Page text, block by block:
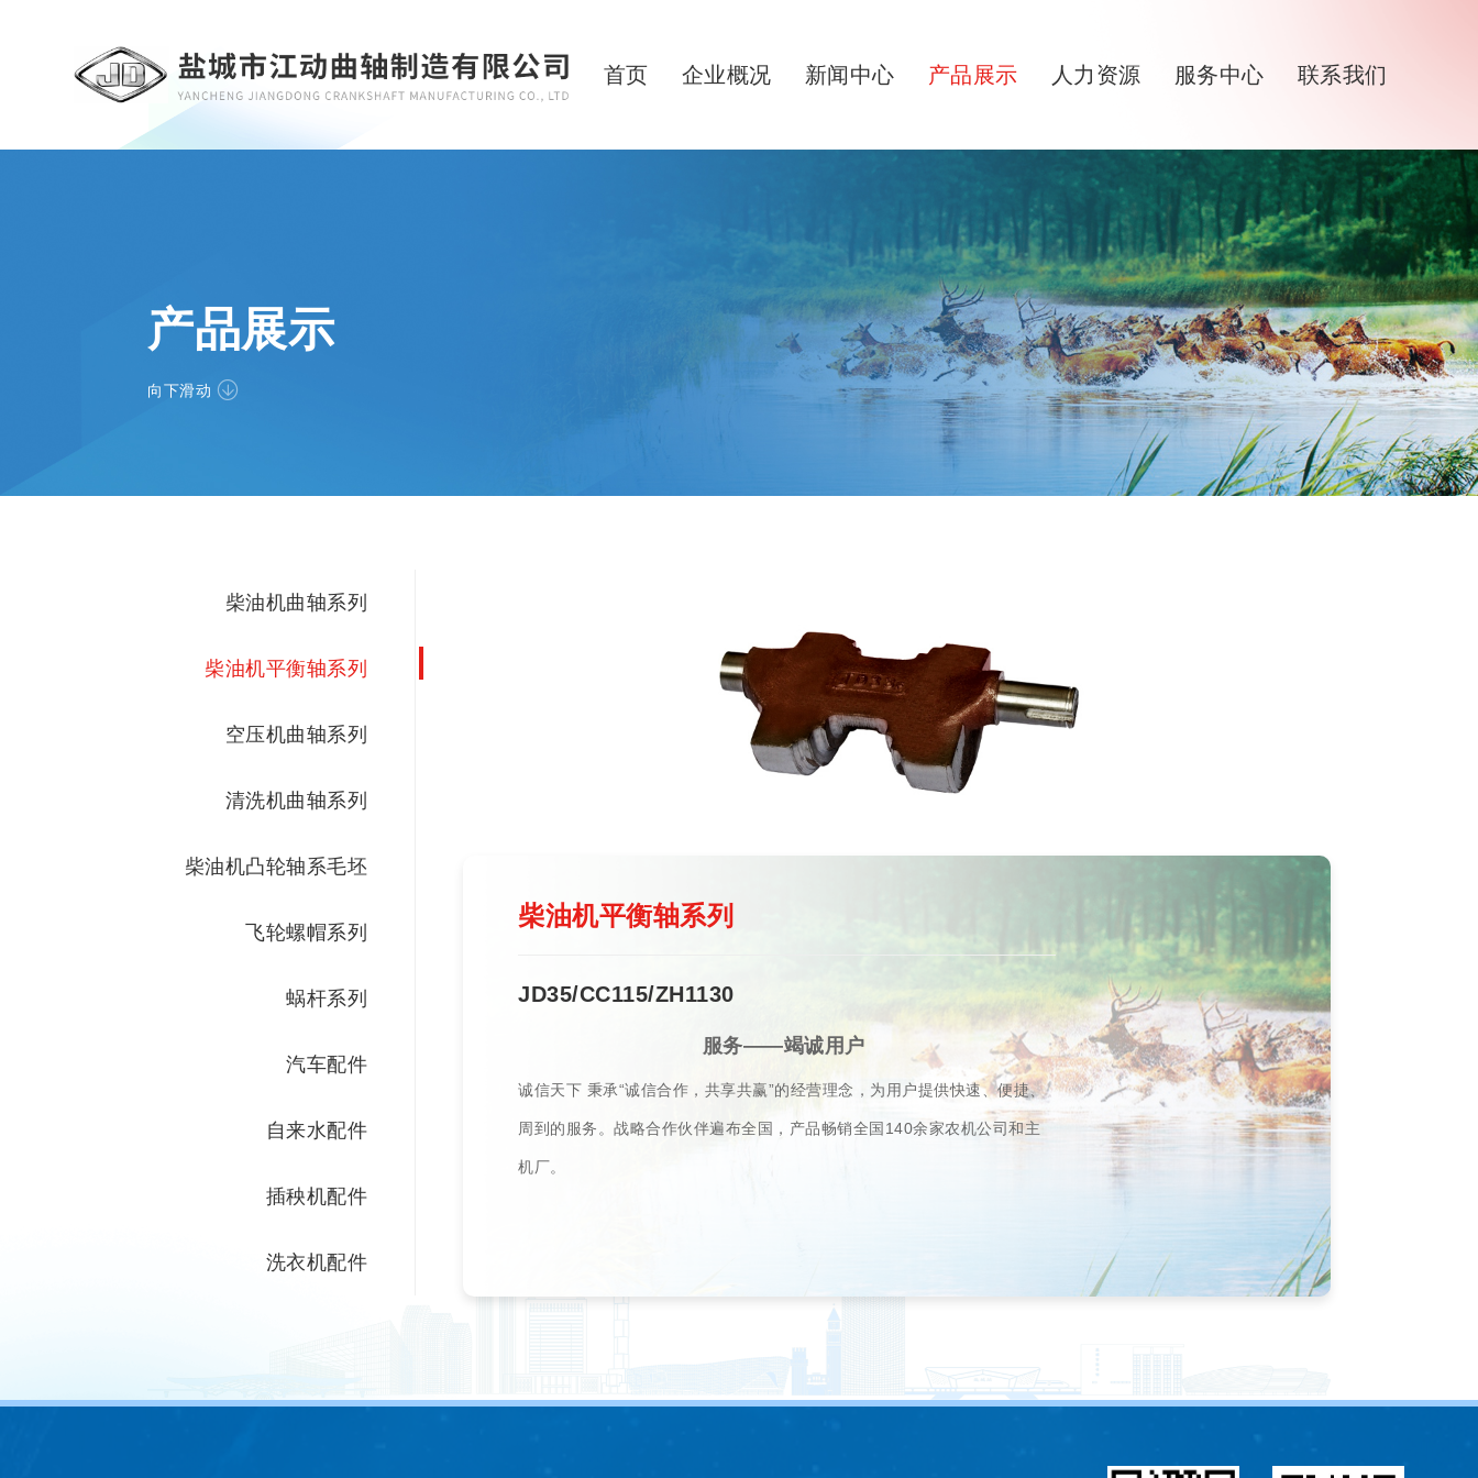
首页 企业概况 新闻中心 产品展示 人力资源 服务中心 联系我们
产品展示
向下滑动
柴油机曲轴系列
柴油机平衡轴系列
空压机曲轴系列
清洗机曲轴系列
柴油机凸轮轴系毛坯
飞轮螺帽系列
蜗杆系列
汽车配件
自来水配件
插秧机配件
洗衣机配件
柴油机平衡轴系列
JD35/CC115/ZH1130
服务——竭诚用户
诚信天下 秉承“诚信合作，共享共赢”的经营理念，为用户提供快速、便捷、
周到的服务。战略合作伙伴遍布全国，产品畅销全国140余家农机公司和主
机厂。